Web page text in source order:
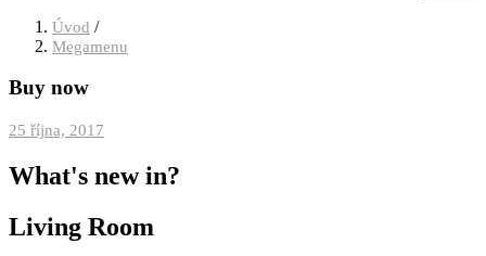
Úvod /
Megamenu
Buy now
Posted
25 října, 2017
What's new in?
Living Room